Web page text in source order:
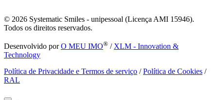
© 2026 Systematic Smiles - unipessoal (Licença AMI 15946).
Todos os direitos reservados.
Desenvolvido porO MEU IMO® / XLM - Innovation &
Technology
Política de Privacidade e Termos de serviço /Política de Cookies /
RAL